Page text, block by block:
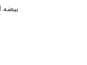
بیضه